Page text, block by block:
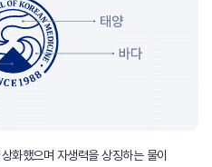
화했으며 자생력을 상징하는 물이